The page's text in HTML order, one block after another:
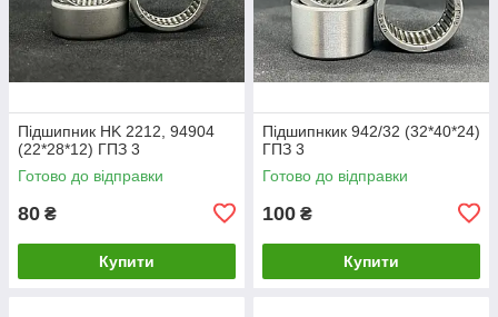
Підшипник HK 2212, 94904
(22*28*12) ГПЗ 3
Готово до відправки
80 ₴
Купити
Підшипнкик 942/32 (32*40*24)
ГПЗ 3
Готово до відправки
100 ₴
Купити